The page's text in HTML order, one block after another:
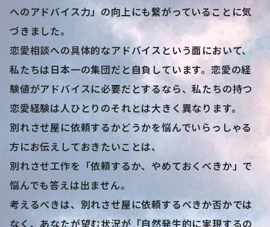
へのアドバイス力」の向上にも繋がっていることに気
づきました。
恋愛相談への具体的なアドバイスという面において、
私たちは日本一の集団だと自負しています。恋愛の経
験値がアドバイスに必要だとするなら、私たちの持つ
恋愛経験は人ひとりのそれとは大きく異なります。
別れさせ屋に依頼するかどうかを悩んでいらっしゃる
方にお伝えしておきたいことは、
別れさせ工作を「依頼するか、やめておくべきか」で
悩んでも答えは出ません。
考えるべきは、別れさせ屋に依頼するべきか否かでは
なく、あなたが望む状況が「自然発生的に実現するの